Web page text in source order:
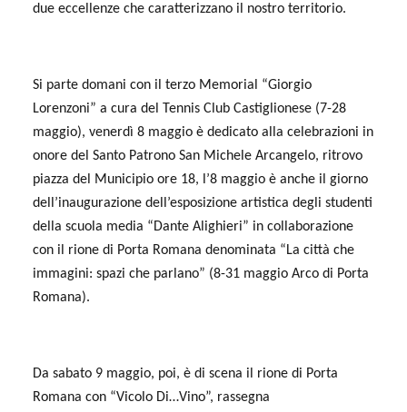
due eccellenze che caratterizzano il nostro territorio.
Si parte domani con il terzo Memorial “Giorgio
Lorenzoni” a cura del Tennis Club Castiglionese (7-28
maggio), venerdì 8 maggio è dedicato alla celebrazioni in
onore del Santo Patrono San Michele Arcangelo, ritrovo
piazza del Municipio ore 18, l’8 maggio è anche il giorno
dell’inaugurazione dell’esposizione artistica degli studenti
della scuola media “Dante Alighieri” in collaborazione
con il rione di Porta Romana denominata “La città che
immagini: spazi che parlano” (8-31 maggio Arco di Porta
Romana).
Da sabato 9 maggio, poi, è di scena il rione di Porta
Romana con “Vicolo Di…Vino”, rassegna